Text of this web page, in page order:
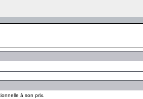
à son prix.